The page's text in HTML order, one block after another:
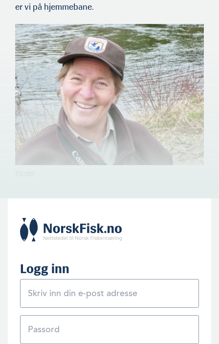
er vi på hjemmebane.
Logg inn